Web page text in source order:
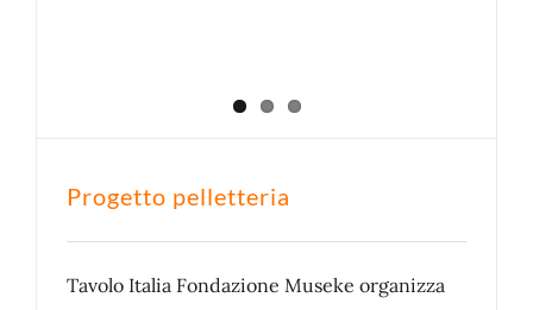
Progetto pelletteria
Tavolo Italia Fondazione Museke organizza